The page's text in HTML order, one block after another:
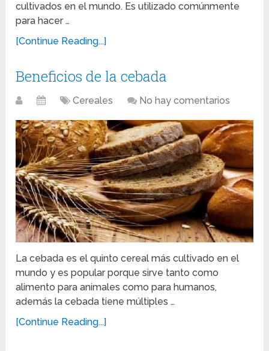
cultivados en el mundo. Es utilizado comúnmente
para hacer …
[Continue Reading...]
Beneficios de la cebada
Cereales No hay comentarios
La cebada es el quinto cereal más cultivado en el
mundo y es popular porque sirve tanto como
alimento para animales como para humanos,
además la cebada tiene múltiples …
[Continue Reading...]